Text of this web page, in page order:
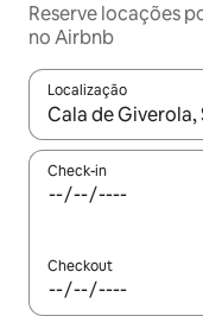
Reserve locações
no Airbnb
Localização
Quando os
Check-in
Checkout